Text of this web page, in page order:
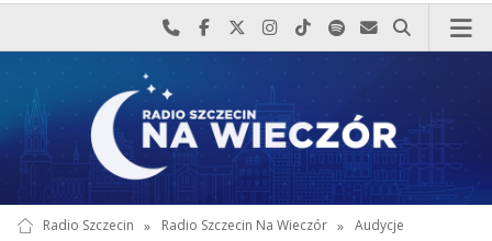
Najlepiej po prostu do nas zadzwoń
Odwiedź nas na Facebook-u
Odwiedź nas na X
Odwiedź nas na Instagram-ie
Odwiedź nas na TikTok-u
Szukaj nas na Spotify
Wyślij do nas
Szukaj
Radio Szczecin » Radio Szczecin Na Wieczór » Audycje